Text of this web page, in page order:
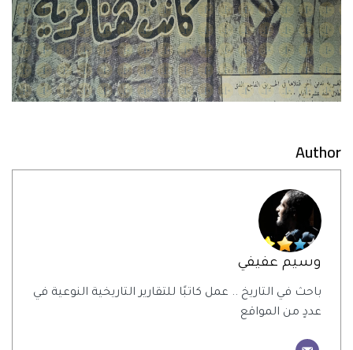
Author
وسيم عفيفي
باحث في التاريخ .. عمل كاتبًا للتقارير التاريخية النوعية في
عددٍ من المواقع